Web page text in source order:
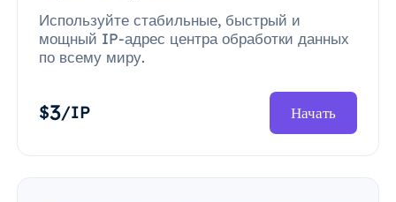
Используйте стабильные, быстрый и
мощный IP-адрес центра обработки данных
по всему миру.
$3/IP Начать